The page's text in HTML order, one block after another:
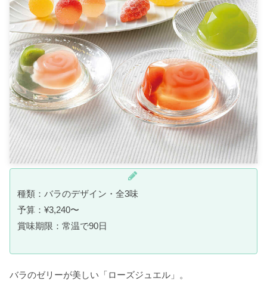
種類：バラのデザイン・全3味
予算：¥3,240〜
賞味期限：常温で90日
バラのゼリーが美しい「ローズジュエル」。